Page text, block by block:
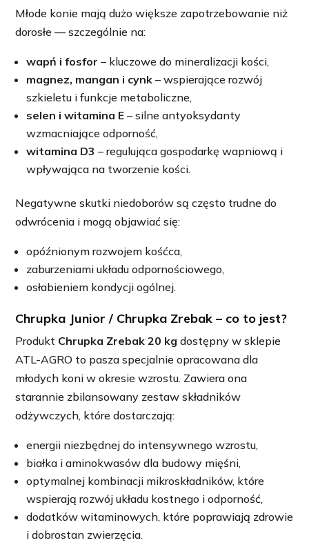
Młode konie mają dużo większe zapotrzebowanie niż
dorosłe — szczególnie na:
wapń i fosfor – kluczowe do mineralizacji kości,
magnez, mangan i cynk – wspierające rozwój
szkieletu i funkcje metaboliczne,
selen i witamina E – silne antyoksydanty
wzmacniające odporność,
witamina D3 – regulująca gospodarkę wapniową i
wpływająca na tworzenie kości.
Negatywne skutki niedoborów są często trudne do
odwrócenia i mogą objawiać się:
opóźnionym rozwojem kośćca,
zaburzeniami układu odpornościowego,
osłabieniem kondycji ogólnej.
Chrupka Junior / Chrupka Zrebak – co to jest?
Produkt Chrupka Zrebak 20 kg dostępny w sklepie
ATL-AGRO to pasza specjalnie opracowana dla
młodych koni w okresie wzrostu. Zawiera ona
starannie zbilansowany zestaw składników
odżywczych, które dostarczają:
energii niezbędnej do intensywnego wzrostu,
białka i aminokwasów dla budowy mięśni,
optymalnej kombinacji mikroskładników, które
wspierają rozwój układu kostnego i odporność,
dodatków witaminowych, które poprawiają zdrowie
i dobrostan zwierzęcia.